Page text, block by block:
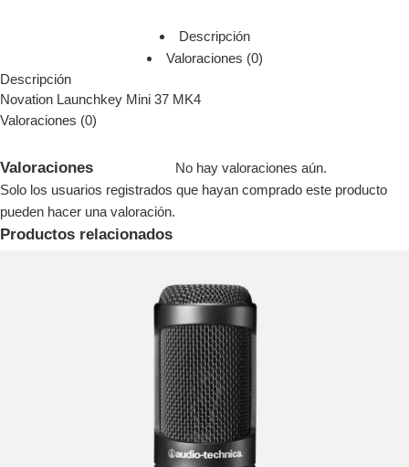
Descripción
Valoraciones (0)
Descripción
Novation Launchkey Mini 37 MK4
Valoraciones (0)
Valoraciones
No hay valoraciones aún.
Solo los usuarios registrados que hayan comprado este producto
pueden hacer una valoración.
Productos relacionados